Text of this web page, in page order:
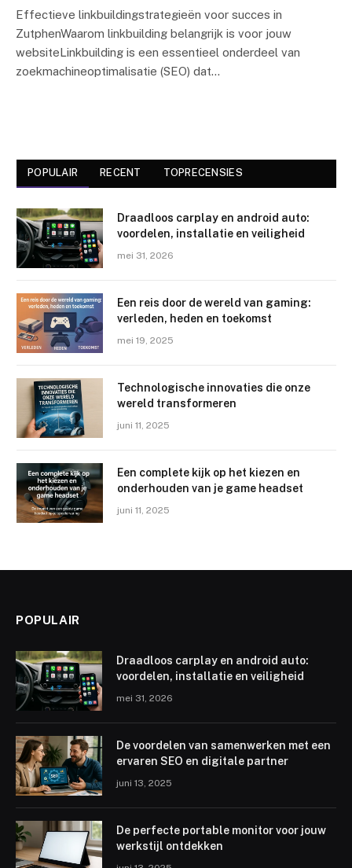
Effectieve linkbuildingstrategieën voor succes in
ZutphenWaarom linkbuilding belangrijk is voor jouw
websiteLinkbuilding is een essentieel onderdeel van
zoekmachineoptimalisatie (SEO) dat…
POPULAIR RECENT TOPRECENSIES
Draadloos carplay en android auto:
voordelen, installatie en veiligheid
mei 31, 2026
Een reis door de wereld van gaming:
verleden, heden en toekomst
mei 19, 2025
Technologische innovaties die onze
wereld transformeren
juni 11, 2025
Een complete kijk op het kiezen en
onderhouden van je game headset
juni 11, 2025
POPULAIR
Draadloos carplay en android auto:
voordelen, installatie en veiligheid
mei 31, 2026
De voordelen van samenwerken met een
ervaren SEO en digitale partner
juni 13, 2025
De perfecte portable monitor voor jouw
werkstijl ontdekken